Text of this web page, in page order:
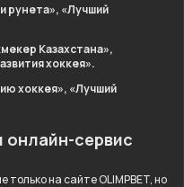
рунета», «Лучший
Казахстана»,
хоккея».
хоккея», «Лучший
онлайн-сервис
на сайте OLIMPBET, но